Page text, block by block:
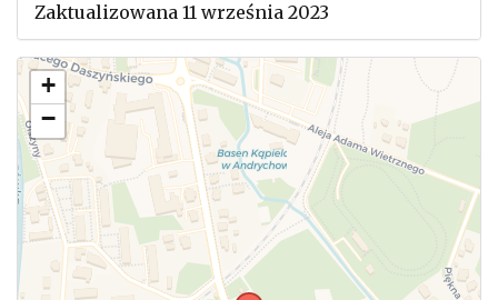
Zaktualizowana 11 września 2023
+
−